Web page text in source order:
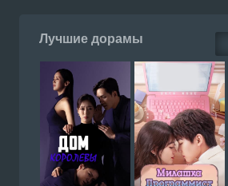
Лучшие дорамы